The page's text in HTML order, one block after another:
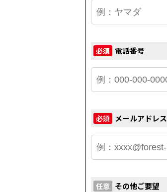
必須 電話番号
必須 メールアドレス
任意 その他ご要望